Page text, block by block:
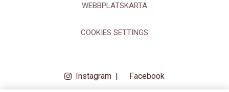
WEBBPLATSKARTA
COOKIES SETTINGS
Instagram | Facebook